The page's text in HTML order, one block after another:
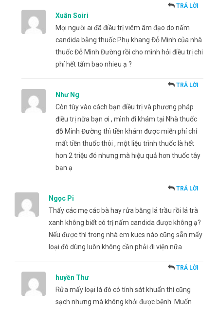
Xuân Soiri
TRẢ LỜI
Mọi người ai đã điều trị viêm âm đạo do nấm
candida bằng thuốc Phụ khang Đỗ Minh của nhà
thuốc Đỗ Minh Đường rồi cho mình hỏi điều trị chi
phí hết tấm bao nhieu ạ ?
Như Ng
TRẢ LỜI
Còn tùy vào cách bạn điều trị và phương pháp
điều trị nữa bạn ơi , mình đi khám tại Nhà thuốc
đỗ Minh Đường thì tiền khám được miễn phí chỉ
mất tiền thuốc thôi , một liệu trình thuốc là hết
hơn 2 triệu đó nhưng mà hiệu quả hơn thuốc tây
bạn ạ
Ngọc Pi
TRẢ LỜI
Thấy các mẹ các bà hay rửa bằng lá trầu rồi lá trà
xanh không biết có trị nấm candida được không ạ?
Nếu được thì trong nhà em kucs nào cũng sẵn mấy
loại đó dùng luôn không cần phải đi viện nữa
huyền Thư
TRẢ LỜI
Rửa mấy loại lá đó có tính sát khuẩn thì cũng
sạch nhưng mà không khỏi được bệnh. Muốn